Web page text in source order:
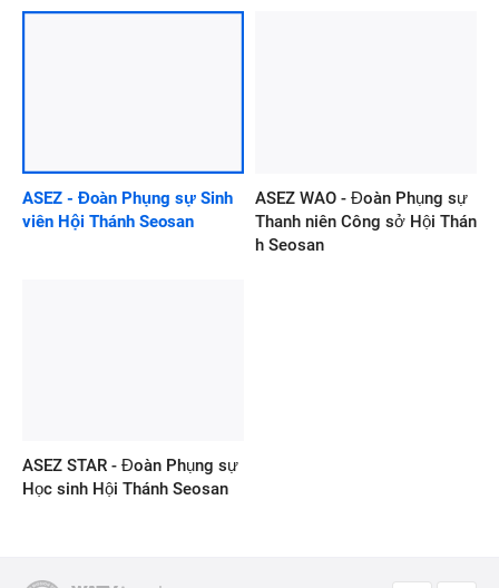
ASEZ - Đoàn Phụng sự Sinh
viên Hội Thánh Seosan
ASEZ WAO - Đoàn Phụng sự
Thanh niên Công sở Hội Thán
h Seosan
ASEZ STAR - Đoàn Phụng sự
Học sinh Hội Thánh Seosan